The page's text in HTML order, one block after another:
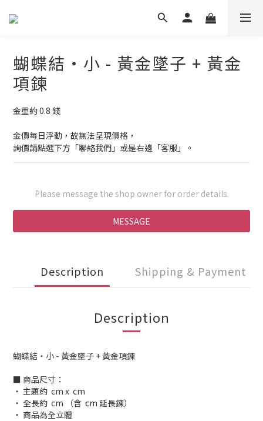
蝴蝶結・小 - 黃金墜子 + 黃金
項鍊
金重約 0.8 錢
金價每日浮動，故無法呈現價格，
詢價請點選下方「聯絡我們」或是右邊「客服」。
Please message the shop owner for order details.
MESSAGE
Description Shipping & Payment
Description
蝴蝶結・小 - 黃金墜子 + 黃金項鍊
■ 商品尺寸：
‧ 主題約 cm x cm
‧ 全長約 cm （含 cm 延長鍊）
‧ 商品為全立體